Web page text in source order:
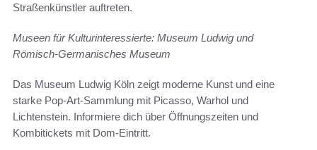
Straßenkünstler auftreten.
Museen für Kulturinteressierte: Museum Ludwig und
Römisch‑Germanisches Museum
Das Museum Ludwig Köln zeigt moderne Kunst und eine
starke Pop‑Art‑Sammlung mit Picasso, Warhol und
Lichtenstein. Informiere dich über Öffnungszeiten und
Kombitickets mit Dom‑Eintritt.